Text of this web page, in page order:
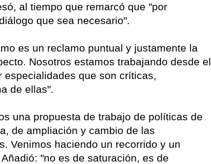
al tiempo que remarcó que "por
que sea necesario".
es un reclamo puntual y justamente la
Nosotros estamos trabajando desde el
que son críticas,
de ellas".
una propuesta de trabajo de políticas de
de ampliación y cambio de las
Venimos haciendo un recorrido y un
"no es de saturación, es de